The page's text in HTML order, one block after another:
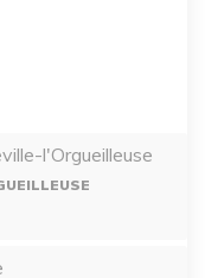
l'Orgueilleuse